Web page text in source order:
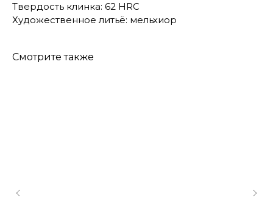
Твердость клинка: 62 HRC
Художественное литьё: мельхиор
Смотрите также
оставьте запрос на звонок менеджера